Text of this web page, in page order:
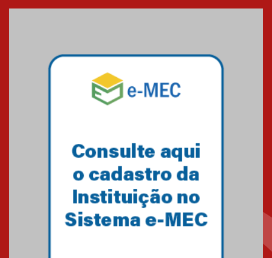
Mackenzie mobiliza campanha
solidária para apoiar famílias em
Minas Gerais
Primeiro culto do ano ressalta o
27.02.2026